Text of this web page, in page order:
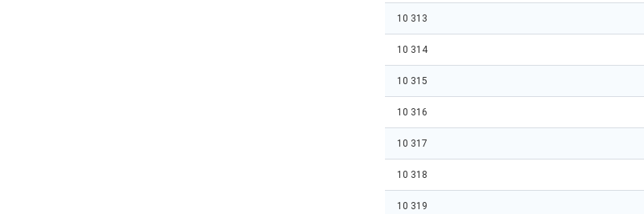
10 313
10 314
10 315
10 316
10 317
10 318
10 319